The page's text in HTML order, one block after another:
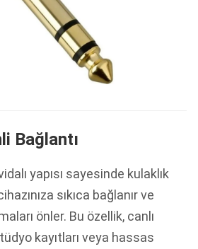
Bağlantı
yapısı sayesinde kulaklık
sıkıca bağlanır ve
önler. Bu özellik, canlı
kayıtları veya hassas